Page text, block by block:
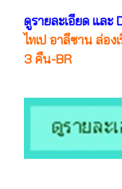
ดูรายละเอียด และ
ไทเป อาลีซาน ล่อ
3 คืน-BR